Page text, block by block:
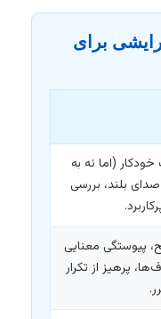
برای
(اما نه به
بلند، بررسی
پیوستگی معنایی
پرهیز از تکرار